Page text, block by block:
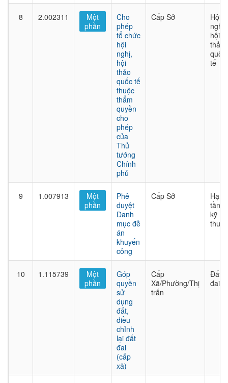
8 2.002311
Một
phần
Cho
phép
tổ chức
hội
nghị,
hội
thảo
quốc tế
thuộc
thẩm
quyền
cho
phép
của
Thủ
tướng
Chính
phủ
Cấp Sở
Hội
nghị,
hội
thảo
quốc
tế
9 1.007913
Một
phần
Phê
duyệt
Danh
mục đề
án
khuyến
công
Cấp Sở
Hạ
tầng
kỹ
thuật
10 1.115739
Một
phần
Góp
quyền
sử
dụng
đất,
điều
chỉnh
lại đất
đai
(cấp
xã)
Cấp
Xã/Phường/Thị
trấn
Đất
đai